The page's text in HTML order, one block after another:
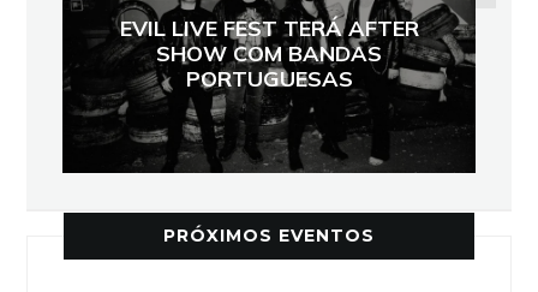
EVIL LIVE FEST TERÁ AFTER
SHOW COM BANDAS
PORTUGUESAS
PRÓXIMOS EVENTOS